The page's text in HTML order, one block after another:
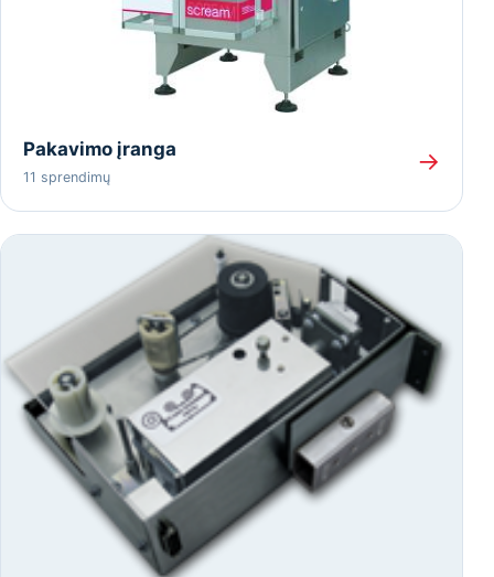
Pakavimo įranga
11 sprendimų
→